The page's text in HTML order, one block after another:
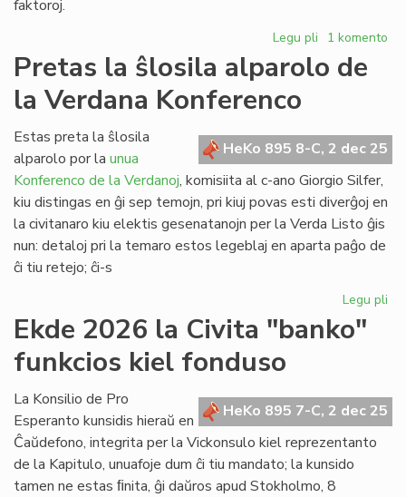
faktoroj.
Legu pli pri
indas
domon
de
UEA
en
Roterdamo?
1 komento
Pretas la ŝlosila alparolo de
la Verdana Konferenco
HeKo 895 8-C, 2 dec 25
Estas preta la ŝlosila
alparolo por la unua
Konferenco de la Verdanoj, komisiita al c-ano Giorgio Silfer,
kiu distingas en ĝi sep temojn, pri kiuj povas esti diverĝoj en
la civitanaro kiu elektis gesenatanojn per la Verda Listo ĝis
nun: detaloj pri la temaro estos legeblaj en aparta paĝo de
ĉi tiu retejo; ĉi-s
Legu pli
de
Ekde 2026 la Civita "banko"
funkcios kiel fonduso
HeKo 895 7-C, 2 dec 25
La Konsilio de Pro
Esperanto kunsidis hieraŭ en
Ĉaŭdefono, integrita per la Vickonsulo kiel reprezentanto
de la Kapitulo, unuafoje dum ĉi tiu mandato; la kunsido
tamen ne estas ﬁnita, ĝi daŭros apud Stokholmo, 8